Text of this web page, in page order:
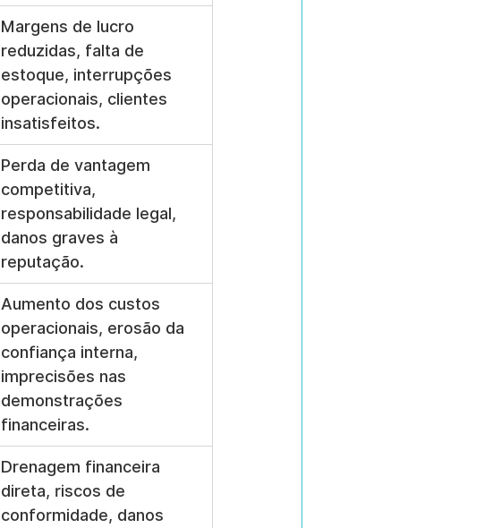
Margens de lucro
reduzidas, falta de
estoque, interrupções
operacionais, clientes
insatisfeitos.
Perda de vantagem
competitiva,
responsabilidade legal,
danos graves à
reputação.
Aumento dos custos
operacionais, erosão da
confiança interna,
imprecisões nas
demonstrações
financeiras.
Drenagem financeira
direta, riscos de
conformidade, danos